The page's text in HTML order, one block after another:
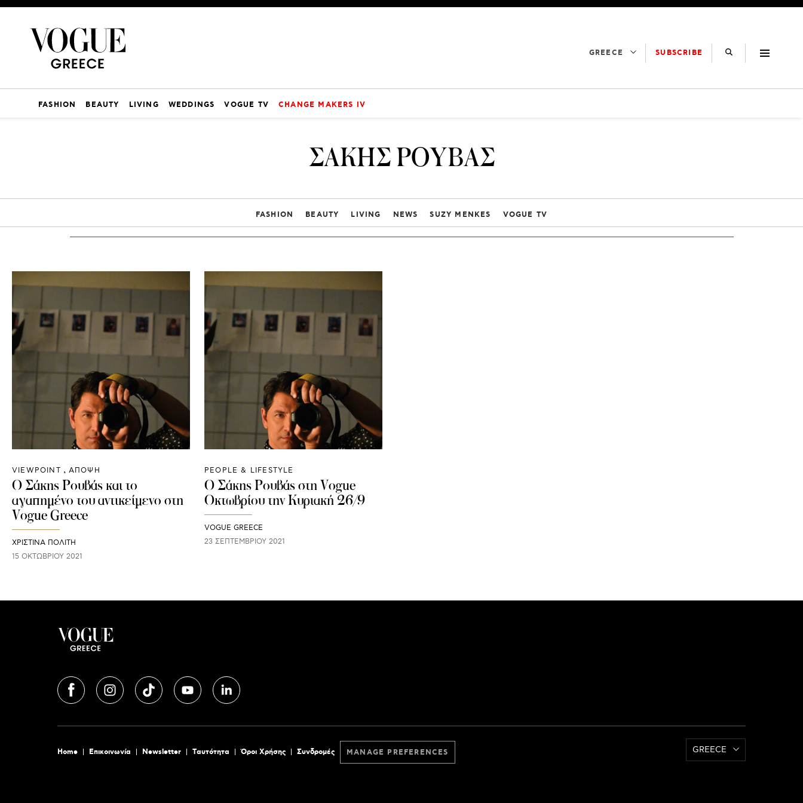
GREECE SUBSCRIBE
FASHION BEAUTY LIVING WEDDINGS VOGUE TV CHANGE MAKERS IV
ΣΑΚΗΣ ΡΟΥΒΑΣ
FASHION BEAUTY LIVING NEWS SUZY MENKES VOGUE TV
VIEWPOINT ΑΠΟΨΗ
Ο Σάκης Ρουβάς και το
αγαπημένο του αντικείμενο στη
Vogue Greece
ΧΡΙΣΤΙΝΑ ΠΟΛΙΤΗ
15 ΟΚΤΩΒΡΊΟΥ 2021
PEOPLE & LIFESTYLE
Ο Σάκης Ρουβάς στη Vogue
Οκτωβρίου την Κυριακή 26/9
VOGUE GREECE
23 ΣΕΠΤΕΜΒΡΊΟΥ 2021
Home Επικοινωνία Newsletter Tαυτότητα Όροι Χρήσης Συνδρομές MANAGE PREFERENCES GREECE